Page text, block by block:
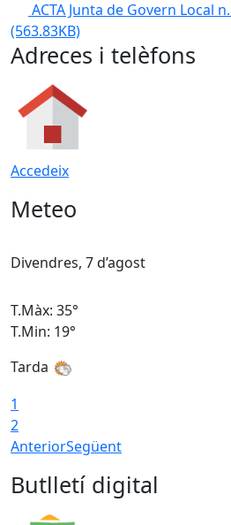
ACTA Junta de Govern Local
(563.83KB)
Adreces i telèfons
Accedeix
Meteo
Divendres, 7 d’agost
T.Màx: 35°
T.Min: 19°
Tarda
1
2
AnteriorSegüent
Butlletí digital